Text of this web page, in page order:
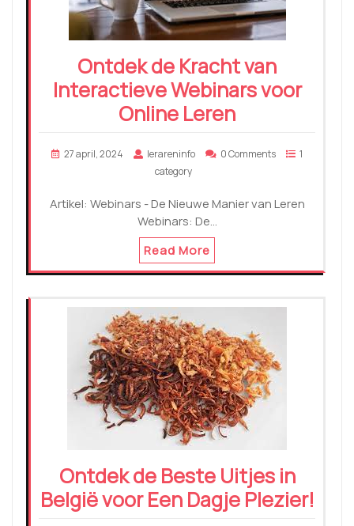
Ontdek de Kracht van
Interactieve Webinars voor
Online Leren
27 april, 2024 lerareninfo 0 Comments
1
category
Artikel: Webinars - De Nieuwe Manier van Leren
Webinars: De…
Read More
Ontdek de Beste Uitjes in
België voor Een Dagje Plezier!